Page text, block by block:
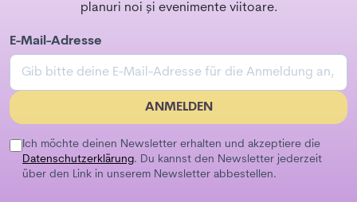
planuri noi și evenimente viitoare.
E-Mail-Adresse
ANMELDEN
Ich möchte deinen Newsletter erhalten und akzeptiere die
Datenschutzerklärung. Du kannst den Newsletter jederzeit
über den Link in unserem Newsletter abbestellen.